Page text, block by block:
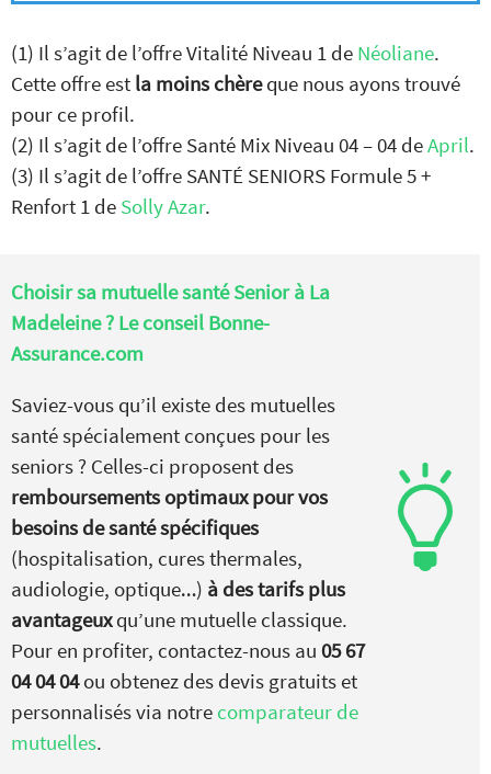
(1) Il s’agit de l’offre Vitalité Niveau 1 de Néoliane.
Cette offre est la moins chèreque nous ayons trouvé
pour ce profil.
(2) Il s’agit de l’offre Santé Mix Niveau 04 – 04 deApril.
(3) Il s’agit de l’offre SANTÉ SENIORS Formule 5 +
Renfort 1 de Solly Azar.
Choisir sa mutuelle santé Senior à La
Madeleine ? Le conseil Bonne-
Assurance.com
Saviez-vous qu’il existe des mutuelles
santé spécialement conçues pour les
seniors ? Celles-ci proposent des
remboursements optimaux pour vos
besoins de santé spécifiques
(hospitalisation, cures thermales,
audiologie, optique…) à des tarifs plus
avantageuxqu’une mutuelle classique.
Pour en profiter, contactez-nous au 05 67
04 04 04ou obtenez des devis gratuits et
personnalisés via notre comparateur de
mutuelles.